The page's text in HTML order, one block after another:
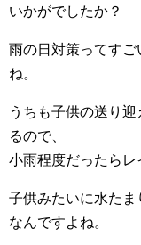
いかがでしたか？
雨の日対策ってすご
ね。
うちも子供の送り
るので、
小雨程度だったらレ
子供みたいに水た
なんですよね。